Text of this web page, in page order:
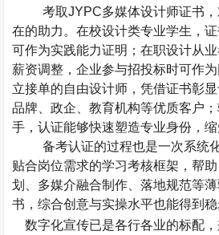
考取JYPC多媒体设计师证书
在的助力。在校设计类专业学生，
可作为实践能力证明；在职设计从业
薪资调整，企业参与招投标时可作
立接单的自由设计师，凭借证书彰
品牌、政企、教育机构等优质客户
手，认证能够快速塑造专业身份，缩
备考认证的过程也是一次系统
贴合岗位需求的学习考核框架，帮
划、多媒介融合制作、落地规范等
书，综合创意与实操水平也能得到稳
数字化宣传已是各行各业的标配